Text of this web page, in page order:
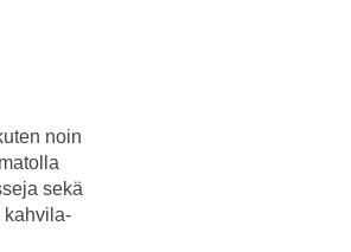
noin
sekä
kahvila-